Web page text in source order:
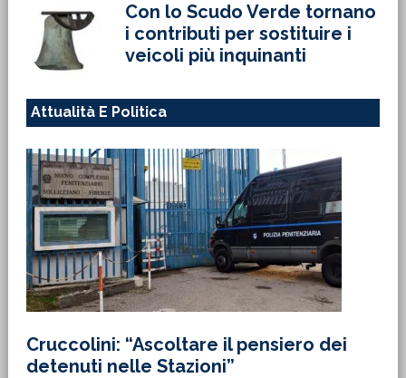
Con lo Scudo Verde tornano
i contributi per sostituire i
veicoli più inquinanti
Attualità E Politica
Cruccolini: “Ascoltare il pensiero dei
detenuti nelle Stazioni”